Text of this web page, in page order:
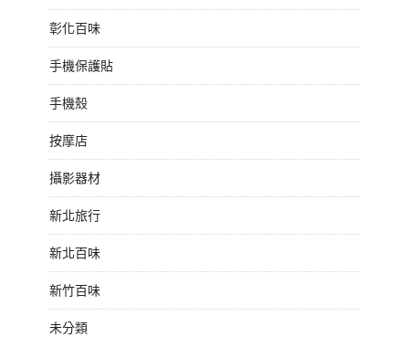
彰化百味
手機保護貼
手機殼
按摩店
攝影器材
新北旅行
新北百味
新竹百味
未分類